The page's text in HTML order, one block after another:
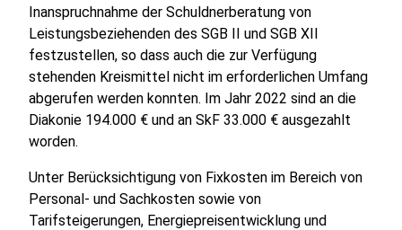
Inanspruchnahme der Schuldnerberatung von
Leistungsbeziehenden des SGB II und SGB XII
festzustellen, so dass auch die zur Verfügung
stehenden Kreismittel nicht im erforderlichen Umfang
abgerufen werden konnten. Im Jahr 2022 sind an die
Diakonie 194.000 € und an SkF 33.000 € ausgezahlt
worden.
Unter Berücksichtigung von Fixkosten im Bereich von
Personal- und Sachkosten sowie von
Tarifsteigerungen, Energiepreisentwicklung und